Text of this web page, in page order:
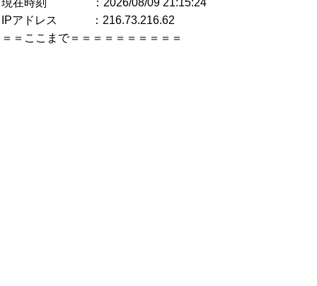
現在時刻 ：2026/08/09 21:15:24
IPアドレス ：216.73.216.62
＝＝ここまで＝＝＝＝＝＝＝＝＝＝